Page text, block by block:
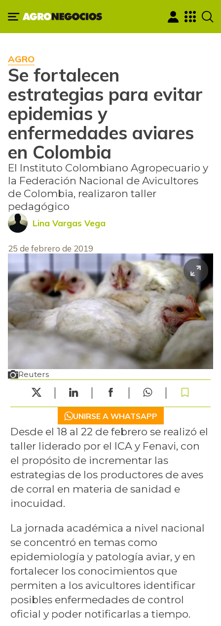
AGRO
Se fortalecen
estrategias para evitar
epidemias y
enfermedades aviares
en Colombia
El Instituto Colombiano Agropecuario y
la Federación Nacional de Avicultores
de Colombia, realizaron taller
pedagógico
Lina Vargas Vega
25 de febrero de 2019
Reuters
UNIRSE A WHATSAPP
Desde el 18 al 22 de febrero se realizó el
taller liderado por el ICA y Fenavi, con
el propósito de incrementar las
estrategias de los productores de aves
de corral en materia de sanidad e
inocuidad.
La jornada académica a nivel nacional
se concentró en temas como
epidemiología y patología aviar, y en
fortalecer los conocimientos que
permiten a los avicultores identificar
posibles enfermedades de control
oficial y poder notificarlas a tiempo.